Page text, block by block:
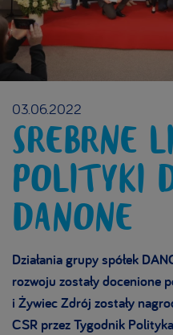
03.06.2022
SREBRNE
POLITYKI
DANONE
Działania grupy spółek
rozwoju zostały docenione
i Żywiec Zdrój zostały
CSR przez Tygodnik